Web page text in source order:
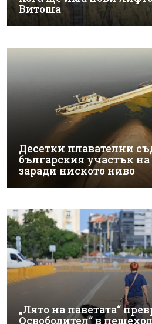
Витоша
Десетки плавателни
българския участък
заради ниското ниво
„Лято на паветата“
Освободител“ в